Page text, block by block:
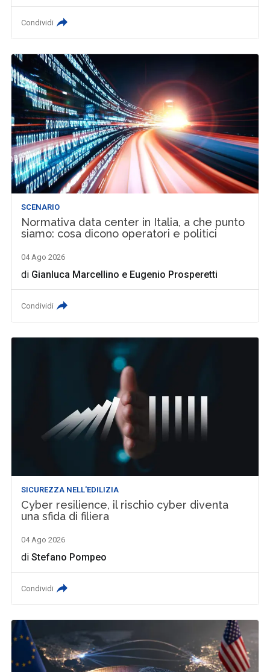
Condividi
SCENARIO
Normativa data center in Italia, a che punto
siamo: cosa dicono operatori e politici
04 Ago 2026
di Gianluca Marcellino e Eugenio Prosperetti
Condividi
SICUREZZA NELL'EDILIZIA
Cyber resilience, il rischio cyber diventa
una sfida di filiera
04 Ago 2026
diStefano Pompeo
Condividi